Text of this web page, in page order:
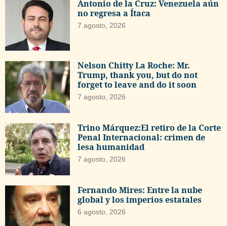
Antonio de la Cruz: Venezuela aún
no regresa a Ítaca
7 agosto, 2026
Nelson Chitty La Roche: Mr.
Trump, thank you, but do not
forget to leave and do it soon
7 agosto, 2026
Trino Márquez:El retiro de la Corte
Penal Internacional: crimen de
lesa humanidad
7 agosto, 2026
Fernando Mires: Entre la nube
global y los imperios estatales
6 agosto, 2026